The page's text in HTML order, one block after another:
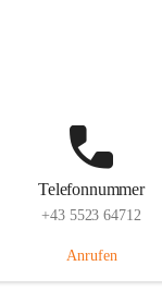
Telefonnummer
+43 5523 64712
Anrufen